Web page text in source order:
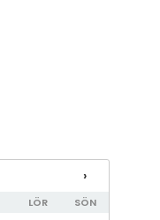
›
LÖR SÖN